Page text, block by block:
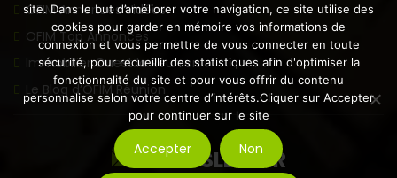
OFIM Annonces Vidéos
OFIM Top Annonces
Immobilier Ouest la Réunion
Le Blog d’OFIM Réunion
NEWSLETTER
site. Dans le but d’améliorer votre navigation, ce site utilise des
cookies pour garder en mémoire vos informations de
connexion et vous permettre de vous connecter en toute
sécurité, pour recueillir des statistiques afin d'optimiser la
fonctionnalité du site et pour vous offrir du contenu
personnalise selon votre centre d’intérêts.Cliquer sur Accepter
pour continuer sur le site
Accepter Non